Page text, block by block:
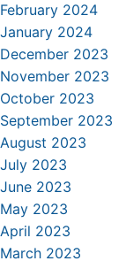
February 2024
January 2024
December 2023
November 2023
October 2023
September 2023
August 2023
July 2023
June 2023
May 2023
April 2023
March 2023